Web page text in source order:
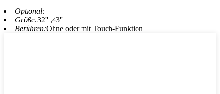
Optional:
Größe:32'' ,43''
Berühren:Ohne oder mit Touch-Funktion